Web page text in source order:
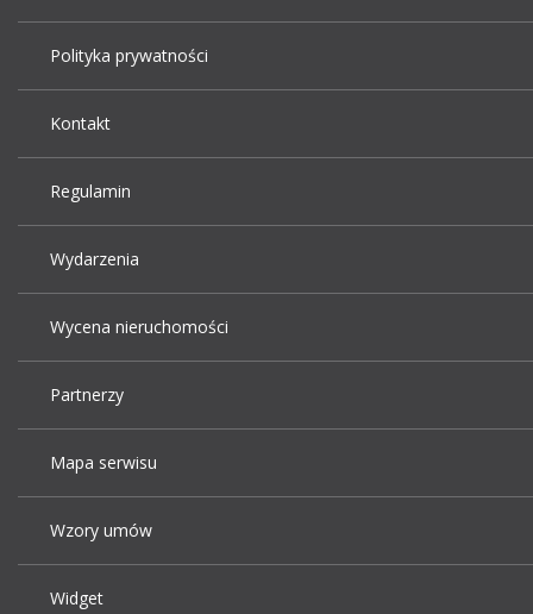
Polityka prywatności
Kontakt
Regulamin
Wydarzenia
Wycena nieruchomości
Partnerzy
Mapa serwisu
Wzory umów
Widget